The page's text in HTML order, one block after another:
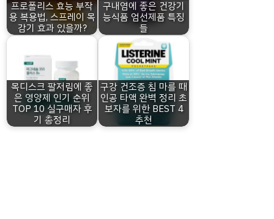
프로폴리스 효능 부작
용 복용법, 스프레이 목
감기 효과 있을까?
구내염에 좋은 건강기
능식품 엄선제품 특징
들
목디스크 팔저림에 좋
은 영양제 인기 순위
TOP 10 실구매자 후
기 총정리
구강 건조증 침 마를 때
인공 타액 완벽 정리 초
보자를 위한 BEST 4
추천